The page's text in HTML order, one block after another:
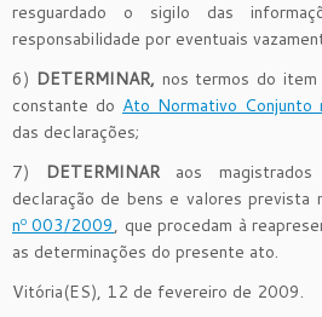
resguardado o sigilo das
responsabilidade por eventuais
6) DETERMINAR, nos termos do
constante do Ato Normativo Conjunto
das declarações;
7)
DETERMINARaos magistrados
declaração de bens e valores prevista
nº 003/2009, que procedam à
as determinações do presente ato.
Vitória(ES), 12 de fevereiro de 2009.